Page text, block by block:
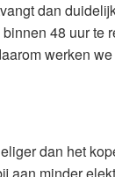
dan
48 uur
werken
dan het
aan minder